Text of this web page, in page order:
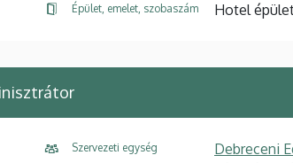
Épület, emelet, szobaszám Hotel
Szervezeti egység
Debreceni